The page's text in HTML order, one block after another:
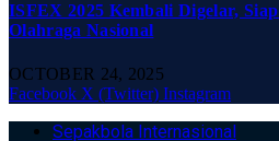
ISFEX 2025 Kembali Digelar,
Olahraga Nasional
OCTOBER 24, 2025
Facebook X (Twitter) Instagram
Sepakbola Internasional